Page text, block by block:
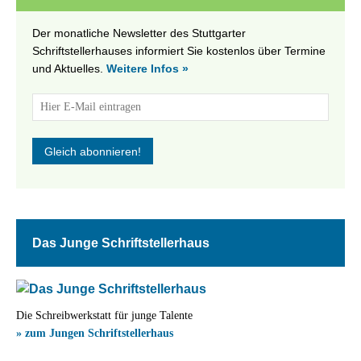
Der monatliche Newsletter des Stuttgarter
Schriftstellerhauses informiert Sie kostenlos über Termine
und Aktuelles. Weitere Infos »
Das Junge Schriftstellerhaus
Die Schreibwerkstatt für junge Talente
» zum Jungen Schriftstellerhaus